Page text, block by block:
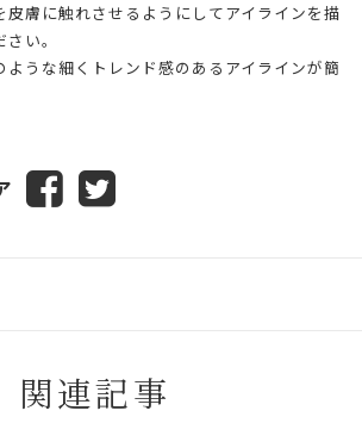
皮膚に触れさせるようにしてアイラインを描
い。
ような細くトレンド感のあるアイラインが簡
関連記事